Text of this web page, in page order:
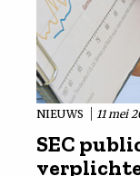
NIEUWS 11 mei
SEC